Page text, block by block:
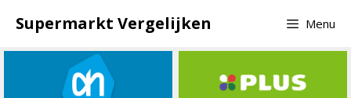
naar
inhoud
Supermarkt Vergelijken Menu